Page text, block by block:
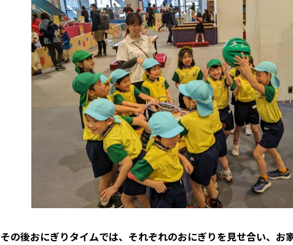
その後おにぎりタイムでは、それぞれのおにぎりを見せ合い、お